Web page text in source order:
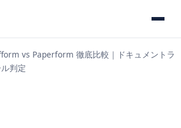
vs Paperform 徹底比較｜ドキュメントラ
判定